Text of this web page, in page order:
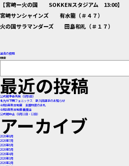
【宮崎ー火の国 SOKKENスタジアム 13:00】
宮崎サンシャインズ 有水龍（＃４７）
火の国サラマンダーズ 田島和礼（＃１７）
投
稿
ナ
ビ
ゲ
ー
過去の投稿
検索
最近の投稿
公式戦予告先発（8月8日）
北九州下関フェニックス 新入団選手のお知らせ
令和8年熊本地震 支援物資のお礼
令和8年熊本地震 義援金
公式戦中止（8月11日・12日）
アーカイブ
2026年8月
2026年7月
2026年6月
2026年5月
2026年4月
2026年3月
2026年2月